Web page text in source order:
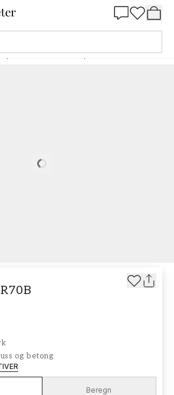
på NCS Bestill basert på NCS 0510-R70B
og betong
Beregn